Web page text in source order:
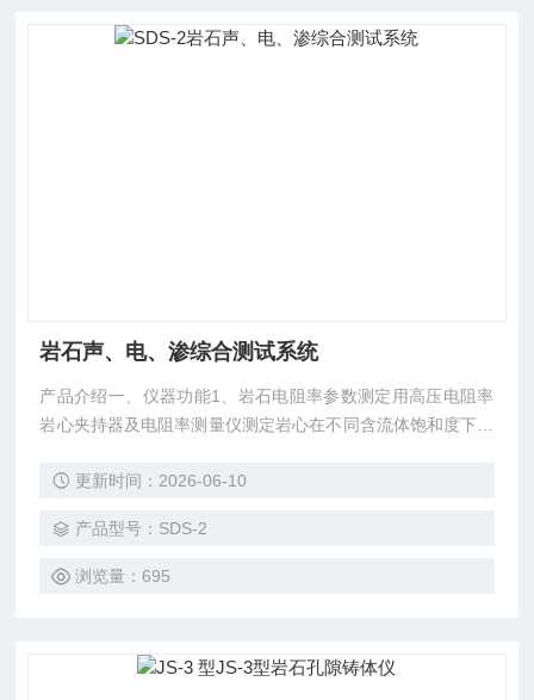
岩石声、电、渗综合测试系统
产品介绍一、仪器功能1、岩石电阻率参数测定用高压电阻率
岩心夹持器及电阻率测量仪测定岩心在不同含流体饱和度下的
更新时间：2026-06-10
产品型号：SDS-2
浏览量：695